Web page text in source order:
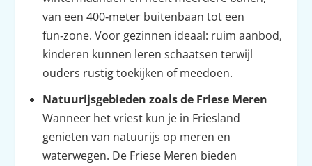
van een 400‑meter buitenbaan tot een
fun‑zone. Voor gezinnen ideaal: ruim aanbod,
kinderen kunnen leren schaatsen terwijl
ouders rustig toekijken of meedoen.
Natuurijsgebieden zoals de Friese Meren
Wanneer het vriest kun je in Friesland
genieten van natuurijs op meren en
waterwegen. De Friese Meren bieden